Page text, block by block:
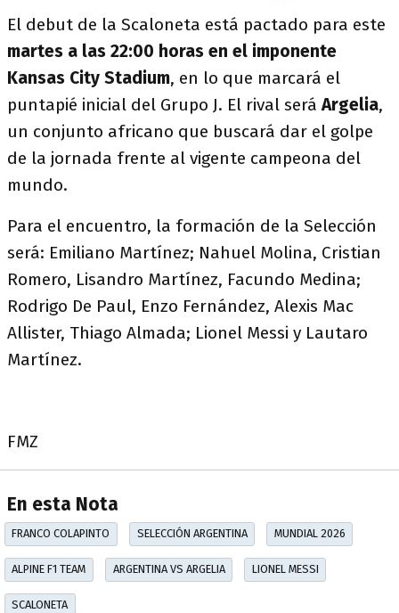
El debut de la Scaloneta está pactado para este
martes a las 22:00 horas en el imponente
Kansas City Stadium, en lo que marcará el
puntapié inicial del Grupo J. El rival seráArgelia,
un conjunto africano que buscará dar el golpe
de la jornada frente al vigente campeona del
mundo.
Para el encuentro, la formación de la Selección
será: Emiliano Martínez; Nahuel Molina, Cristian
Romero, Lisandro Martínez, Facundo Medina;
Rodrigo De Paul, Enzo Fernández, Alexis Mac
Allister, Thiago Almada; Lionel Messi y Lautaro
Martínez.
FMZ
En esta Nota
FRANCO COLAPINTO SELECCIÓN ARGENTINA MUNDIAL 2026
ALPINE F1 TEAM ARGENTINA VS ARGELIA LIONEL MESSI
SCALONETA